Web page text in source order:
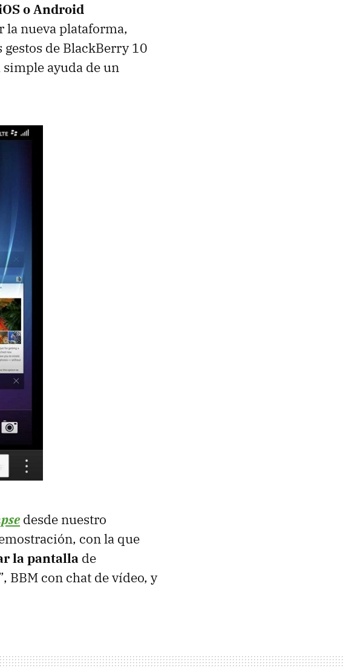
o Android
la nueva plataforma,
de BlackBerry 10
simple ayuda de un
desde nuestro
con la que
la pantalla de
con chat de vídeo, y